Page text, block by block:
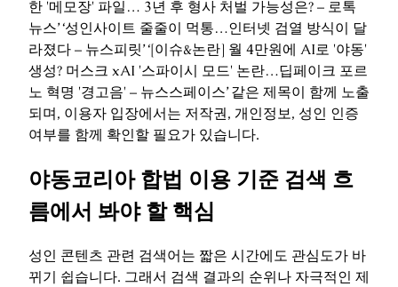
한 '메모장' 파일… 3년 후 형사 처벌 가능성은? – 로톡
뉴스’ ‘성인사이트 줄줄이 먹통…인터넷 검열 방식이 달
라졌다 – 뉴스피릿’ ‘[이슈&논란] 월 4만원에 AI로 '야동'
생성? 머스크 xAI '스파이시 모드' 논란…딥페이크 포르
노 혁명 '경고음' – 뉴스스페이스’ 같은 제목이 함께 노출
되며, 이용자 입장에서는 저작권, 개인정보, 성인 인증
여부를 함께 확인할 필요가 있습니다.
야동코리아 합법 이용 기준 검색 흐
름에서 봐야 할 핵심
성인 콘텐츠 관련 검색어는 짧은 시간에도 관심도가 바
뀌기 쉽습니다. 그래서 검색 결과의 순위나 자극적인 제